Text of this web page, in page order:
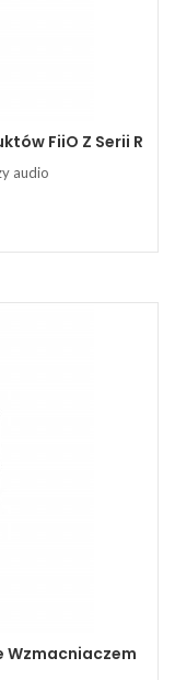
FiiO Z Serii R
audio
Wzmacniaczem